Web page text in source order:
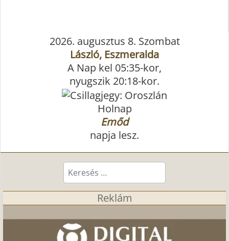
2026. augusztus 8. Szombat
László, Eszmeralda
A Nap kel 05:35-kor,
nyugszik 20:18-kor.
Holnap
Emőd
napja lesz.
Keresés...
Reklám